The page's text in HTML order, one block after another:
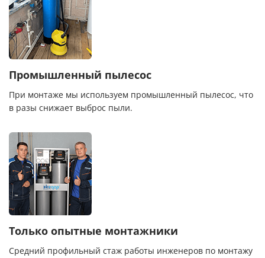
Промышленный пылесос
При монтаже мы используем промышленный пылесос, что
в разы снижает выброс пыли.
Только опытные монтажники
Средний профильный стаж работы инженеров по монтажу